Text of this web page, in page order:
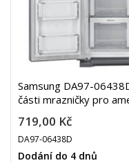
Samsung DA97-
části mrazničky pro
719,00 Kč
DA97-06438D
Dodání do 4 dnů